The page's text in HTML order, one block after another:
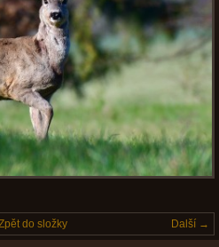
Další →
do složky